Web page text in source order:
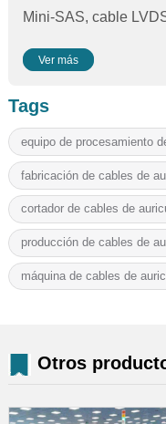
Mini-SAS, cable
Ver más
Tags
equipo de procesamiento
fabricación de cables de
cortador de cables de
producción de cables de
máquina de cables de
Otros